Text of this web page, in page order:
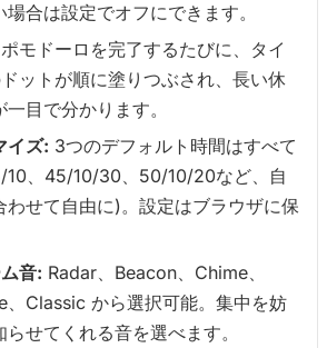
合は設定でオフにできます。
ポモドーロを完了するたびに、タイ
ットが順に塗りつぶされ、長い休
目で分かります。
イズ: 3つのデフォルト時間はすべて
、45/10/30、50/10/20など、自
わせて自由に)。設定はブラウザに保
音: Radar、Beacon、Chime、
Classic から選択可能。集中を妨
せてくれる音を選べます。